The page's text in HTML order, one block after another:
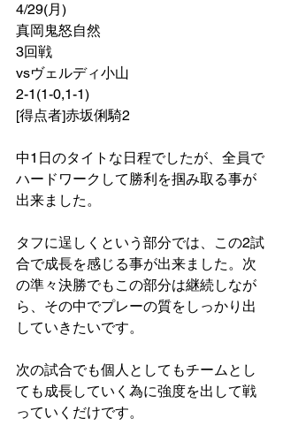
4/29(月)
真岡鬼怒自然
3回戦
vsヴェルディ小山
2-1(1-0,1-1)
[得点者]赤坂俐騎2
中1日のタイトな日程でしたが、全員で
ハードワークして勝利を掴み取る事が
出来ました。
タフに逞しくという部分では、この2試
合で成長を感じる事が出来ました。次
の準々決勝でもこの部分は継続しなが
ら、その中でプレーの質をしっかり出
していきたいです。
次の試合でも個人としてもチームとし
ても成長していく為に強度を出して戦
っていくだけです。